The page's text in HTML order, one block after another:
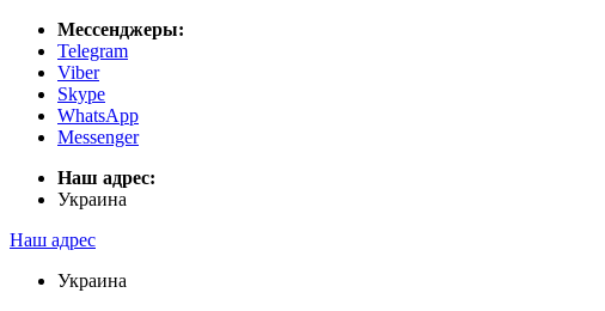
Мессенджеры:
Telegram
Viber
Skype
WhatsApp
Messenger
Наш адрес:
Украина
Наш адрес
Украина